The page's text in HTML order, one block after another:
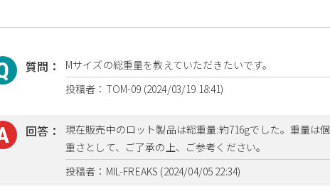
質問：
Mサイズの総重量を教えていただきたいです。
投稿者：TOM-09 (2024/03/19 18:41)
回答：
現在販売中のロット製品は総重量:約716gでした。重量は
重さとして、ご了承の上、ご参考ください。
投稿者：MIL-FREAKS (2024/04/05 22:34)